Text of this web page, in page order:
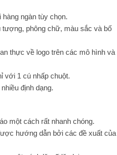
ngàn tùy chọn.
phông chữ, màu sắc và bố
thực về logo trên các mô hình và
với 1 cú nhấp chuột.
định dạng.
một cách rất nhanh chóng.
hướng dẫn bởi các đề xuất của